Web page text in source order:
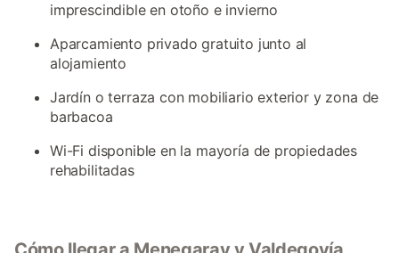
imprescindible en otoño e invierno
Aparcamiento privado gratuito junto al
alojamiento
Jardín o terraza con mobiliario exterior y zona de
barbacoa
Wi-Fi disponible en la mayoría de propiedades
rehabilitadas